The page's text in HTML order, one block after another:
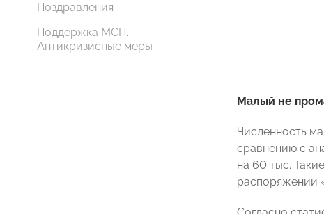
Поздравления
Поддержка МСП.
Антикризисные меры
Малый не
Численность
сравнению с
на 60 тыс.
распоряжении